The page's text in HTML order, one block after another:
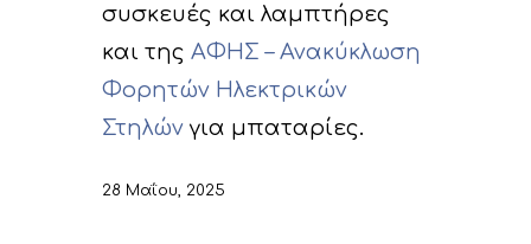
συσκευές και λαμπτήρες
και τηςΑΦΗΣ – Ανακύκλωση
Φορητών Ηλεκτρικών
Στηλών για μπαταρίες.
28 Μαΐου, 2025